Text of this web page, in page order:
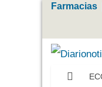
Farmacias